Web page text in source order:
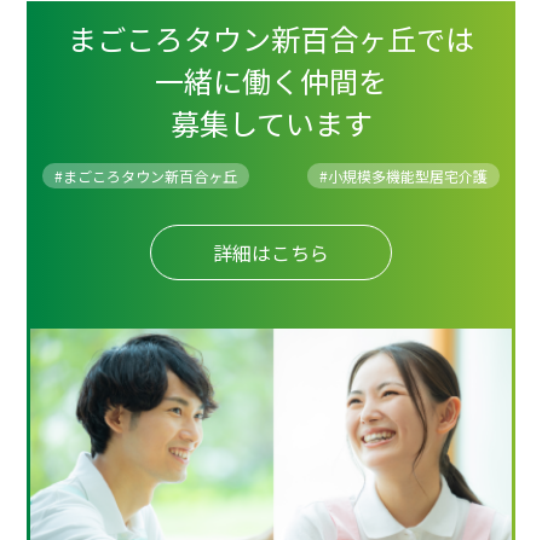
まごころタウン新百合ヶ丘では
一緒に働く仲間を
募集しています
#まごころタウン新百合ヶ丘 #小規模多機能型居宅介護
詳細はこちら